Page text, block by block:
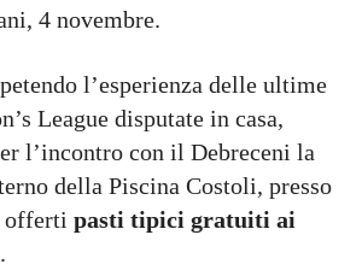
4 novembre.
l’esperienza delle ultime
League disputate in casa,
l’incontro con il Debreceni la
della Piscina Costoli, presso
offerti pasti tipici gratuiti ai
.